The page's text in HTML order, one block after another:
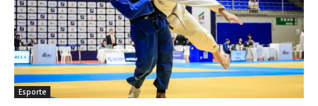
Esporte